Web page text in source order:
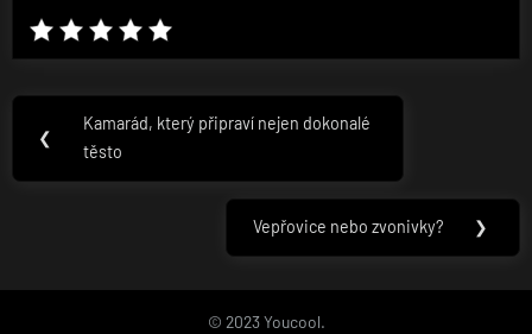
Navigace
pro
❮
Previous
Post:
Kamarád, který připraví nejen dokonalé
těsto
Next
Vepřovice nebo zvonivky? ❯
© 2023 Youcool.